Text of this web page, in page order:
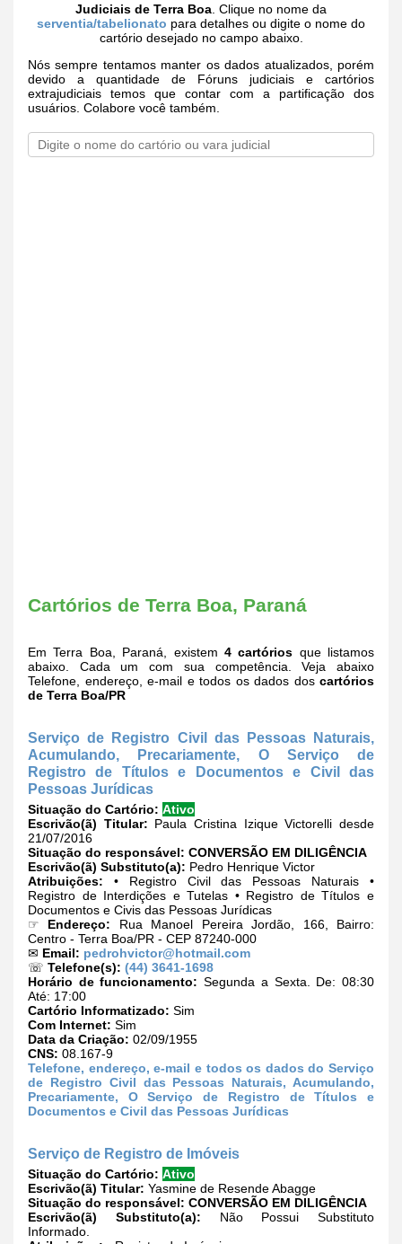
Judiciais de Terra Boa . Clique no nome da
serventia/tabelionato para detalhes ou digite o nome do
cartório desejado no campo abaixo.
Nós sempre tentamos manter os dados atualizados, porém
devido a quantidade de Fóruns judiciais e cartórios
extrajudiciais temos que contar com a partificação dos
usuários. Colabore você também.
Cartórios de Terra Boa, Paraná
Em Terra Boa, Paraná, existem 4 cartórios que listamos
abaixo. Cada um com sua competência. Veja abaixo
Telefone, endereço, e-mail e todos os dados dos cartórios
de Terra Boa/PR
Serviço de Registro Civil das Pessoas Naturais,
Acumulando, Precariamente, O Serviço de
Registro de Títulos e Documentos e Civil das
Pessoas Jurídicas
Situação do Cartório: Ativo
Escrivão(ã) Titular: Paula Cristina Izique Victorelli desde
21/07/2016
Situação do responsável: CONVERSÃO EM DILIGÊNCIA
Escrivão(ã) Substituto(a): Pedro Henrique Victor
Atribuições: • Registro Civil das Pessoas Naturais •
Registro de Interdições e Tutelas • Registro de Títulos e
Documentos e Civis das Pessoas Jurídicas
☞ Endereço: Rua Manoel Pereira Jordão, 166, Bairro:
Centro - Terra Boa/PR - CEP 87240-000
✉ Email: pedrohvictor@hotmail.com
☏ Telefone(s): (44) 3641-1698
Horário de funcionamento: Segunda a Sexta. De: 08:30
Até: 17:00
Cartório Informatizado: Sim
Com Internet: Sim
Data da Criação: 02/09/1955
CNS: 08.167-9
Telefone, endereço, e-mail e todos os dados do Serviço
de Registro Civil das Pessoas Naturais, Acumulando,
Precariamente, O Serviço de Registro de Títulos e
Documentos e Civil das Pessoas Jurídicas
Serviço de Registro de Imóveis
Situação do Cartório: Ativo
Escrivão(ã) Titular: Yasmine de Resende Abagge
Situação do responsável: CONVERSÃO EM DILIGÊNCIA
Escrivão(ã) Substituto(a): Não Possui Substituto
Informado.